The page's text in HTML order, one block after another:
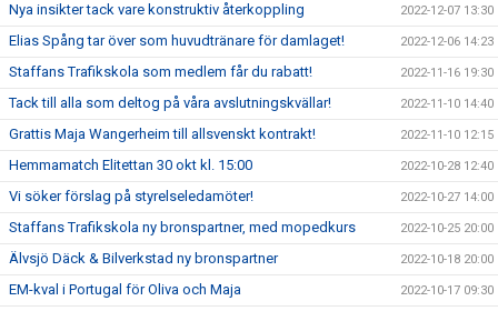
Nya insikter tack vare konstruktiv återkoppling 2022-12-07 13:30
Elias Spång tar över som huvudtränare för damlaget! 2022-12-06 14:23
Staffans Trafikskola som medlem får du rabatt! 2022-11-16 19:30
Tack till alla som deltog på våra avslutningskvällar! 2022-11-10 14:40
Grattis Maja Wangerheim till allsvenskt kontrakt! 2022-11-10 12:15
Hemmamatch Elitettan 30 okt kl. 15:00 2022-10-28 12:40
Vi söker förslag på styrelseledamöter! 2022-10-27 14:00
Staffans Trafikskola ny bronspartner, med mopedkurs 2022-10-25 20:00
Älvsjö Däck & Bilverkstad ny bronspartner 2022-10-18 20:00
EM-kval i Portugal för Oliva och Maja 2022-10-17 09:30